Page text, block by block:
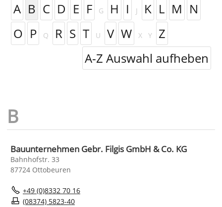
A B C D E F G H I J K L M N
O P Q R S T U V W X Y
Z
A-Z Auswahl aufheben
Bauunternehmen Gebr. Filgis GmbH & Co. KG
Bahnhofstr. 33
87724 Ottobeuren
+49 (0)8332 70 16
(08374) 5823-40